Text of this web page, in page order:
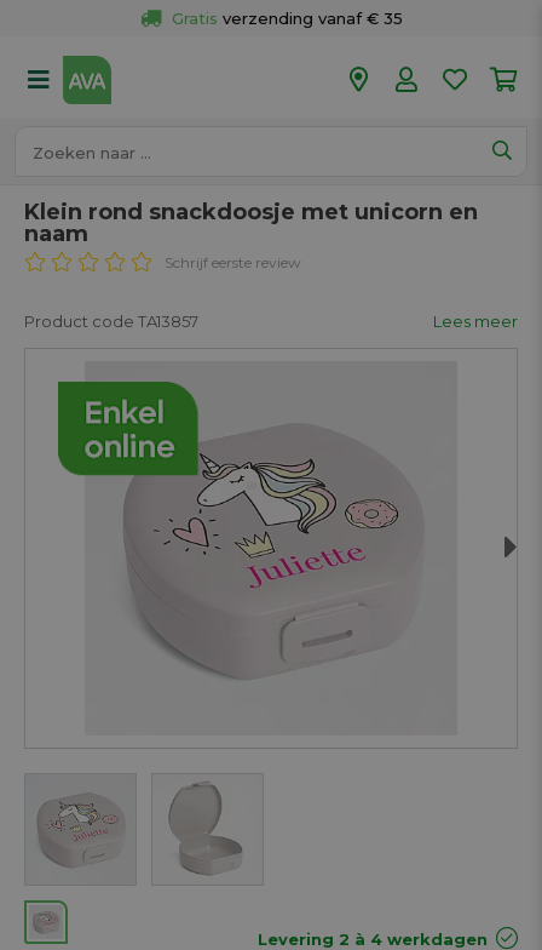
Gratis verzending vanaf € 35
50 winkels
Klein rond snackdoosje met unicorn en
naam
Schrijf eerste review
Product code TA13857 Lees meer
Levering 2 à 4 werkdagen